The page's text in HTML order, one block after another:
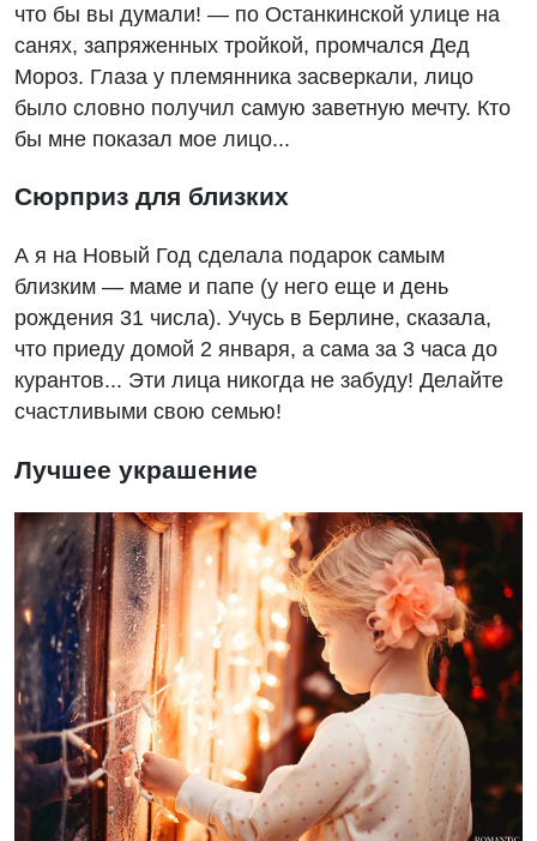
что бы вы думали! — по Останкинской улице на
санях, запряженных тройкой, промчался Дед
Мороз. Глаза у племянника засверкали, лицо
было словно получил самую заветную мечту. Кто
бы мне показал мое лицо...
Сюрприз для близких
А я на Новый Год сделала подарок самым
близким — маме и папе (у него еще и день
рождения 31 числа). Учусь в Берлине, сказала,
что приеду домой 2 января, а сама за 3 часа до
курантов... Эти лица никогда не забуду! Делайте
счастливыми свою семью!
Лучшее украшение